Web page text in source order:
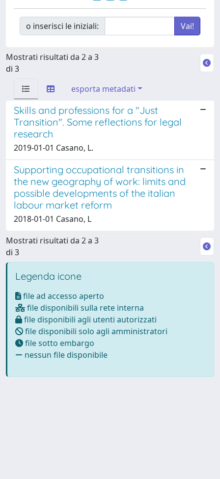
o inserisci le iniziali:
Mostrati risultati da 2 a 3
di 3
esporta metadati
Skills and professions for a "Just
Transition". Some reflections for legal
research
2019-01-01 Casano, L.
Supporting occupational transitions in
the new geography of work: limits and
possible developments of the italian
labour market reform
2018-01-01 Casano, L
Mostrati risultati da 2 a 3
di 3
Legenda icone
file ad accesso aperto
file disponibili sulla rete interna
file disponibili agli utenti autorizzati
file disponibili solo agli amministratori
file sotto embargo
nessun file disponibile